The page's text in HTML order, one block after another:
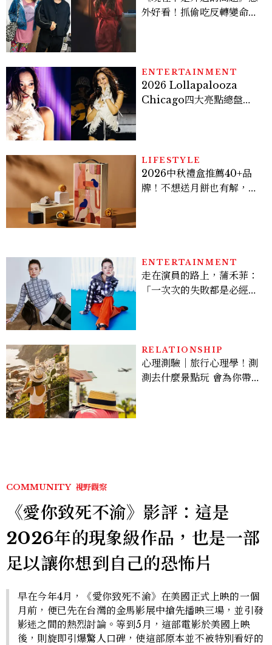
外好看！抓偷吃反轉變命
看點懶人包
ENTERTAINMENT
2026 Lollapalooza
Chicago四大亮點總盤
LIFESTYLE
2026中秋禮盒推薦40+品
牌！不想送月餅也有解，送
ENTERTAINMENT
走在演員的路上，蒲禾菲：
「一次次的失敗都是必經過
RELATIONSHIP
心理測驗｜旅行心理學！測
測去什麼景點玩 會為你帶來
COMMUNITY 視野觀察
《愛你致死不渝》影評：這是
2026年的現象級作品，也是一部
足以讓你想到自己的恐怖片
早在今年4月，《愛你致死不渝》在美國正式上映的一個
月前，便已先在台灣的金馬影展中搶先播映三場，並引發
影迷之間的熱烈討論。等到5月，這部電影於美國上映
後，則旋即引爆驚人口碑，使這部原本並不被特別看好的